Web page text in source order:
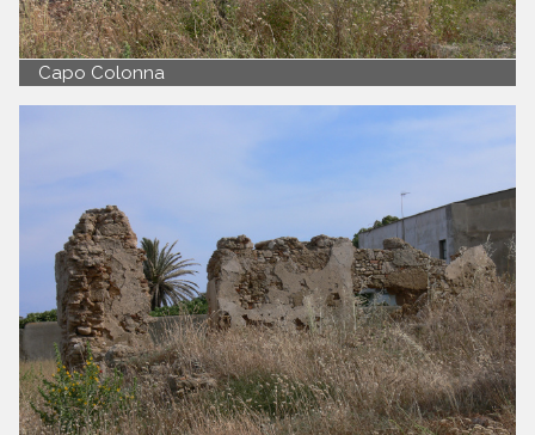
Capo Colonna